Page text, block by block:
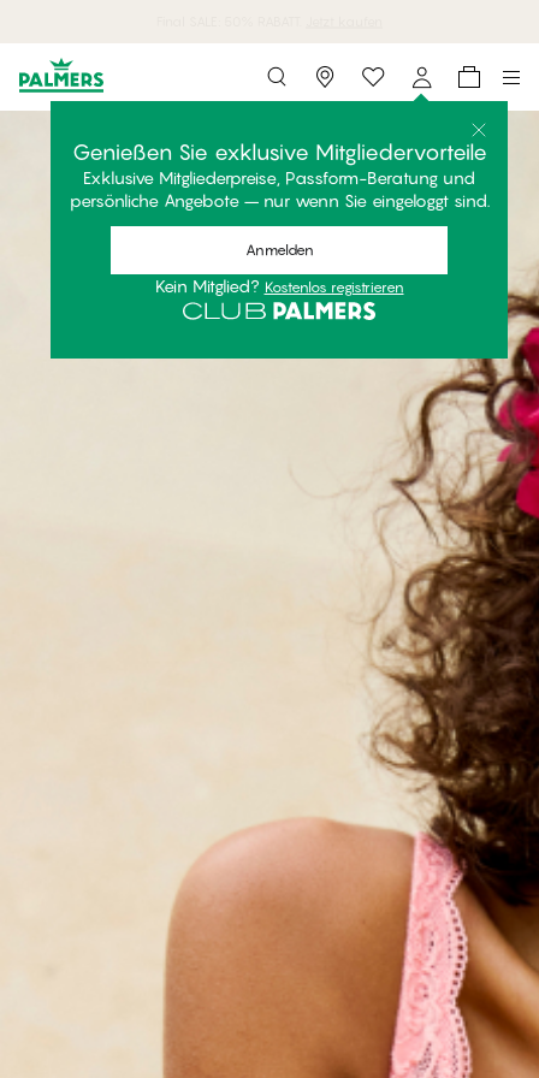
Storefinder
Genießen Sie exklusive Mitgliedervorteile
Exklusive Mitgliederpreise, Passform-Beratung und
persönliche Angebote – nur wenn Sie eingeloggt sind.
Anmelden
Kein Mitglied? Kostenlos registrieren